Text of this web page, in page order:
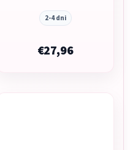
2-4 dni
€27,96